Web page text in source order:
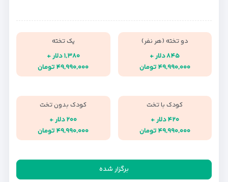
دو تخته (هر نفر)
۸۴۵ دلار +
۴۹,۹۹۰,۰۰۰ تومان
یک تخته
۱,۳۸۰ دلار +
۴۹,۹۹۰,۰۰۰ تومان
کودک با تخت
۴۲۰ دلار +
۴۹,۹۹۰,۰۰۰ تومان
کودک بدون تخت
۲۰۰ دلار +
۴۹,۹۹۰,۰۰۰ تومان
برگزار شده